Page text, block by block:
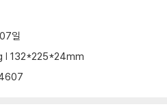
일
| 132*225*24mm